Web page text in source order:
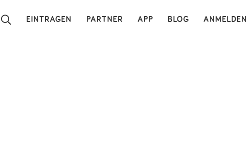
ANMELDEN
BLOG
APP
PARTNER
EINTRAGEN ×